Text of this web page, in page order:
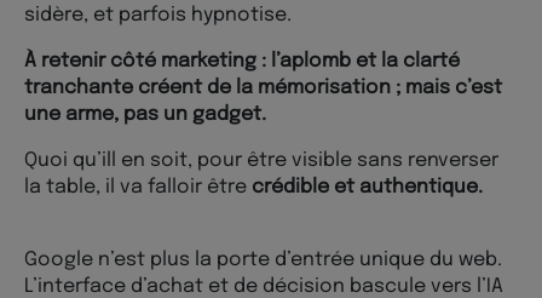
sidère, et parfois hypnotise.
À retenir côté marketing : l’aplomb et la clarté
tranchante créent de la mémorisation ; mais c’est
une arme, pas un gadget.
Quoi qu’ill en soit, pour être visible sans renverser
la table, il va falloir être crédible et authentique.
Google n’est plus la porte d’entrée unique du web.
L’interface d’achat et de décision bascule vers l’IA